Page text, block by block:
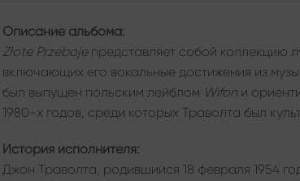
Описание альбома:
Złote Przebojeпредставляет собой коллекцию
включающих его вокальные достижения из
был выпущен польским лейблом Wifon и
1980-х годов, среди которых Траволта был
История исполнителя:
Джон Траволта, родившийся 18 февраля 1954